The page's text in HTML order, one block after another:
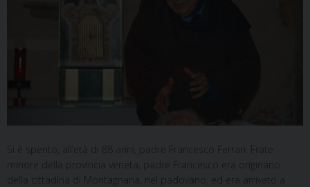
Si è spento, all’età di 88 anni, padre Francesco Ferrari. Frate
minore della provincia veneta, padre Francesco era originario
della cittadina di Montagnana, nel padovano, ed era arrivato a